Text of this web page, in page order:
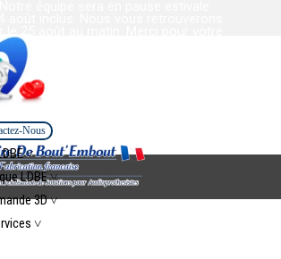
et votre collaboration. Bel été à tous.
Nous
Sauter le menu
˅
▼
LDBE ˅
▼
3D ˅
▼
˅